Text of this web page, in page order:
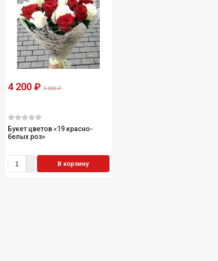
4 200 ₽ 5 000₽
Букет цветов «19 красно-
белых роз»
В корзину